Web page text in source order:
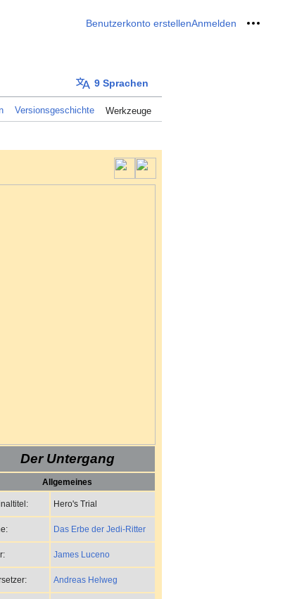
Benutzerkonto erstellenAnmelden Meine
9 Sprachen
Versionsgeschichte Werkzeuge
Der Untergang
Allgemeines
Hero's Trial
Das Erbe der Jedi-Ritter
James Luceno
Andreas Helweg